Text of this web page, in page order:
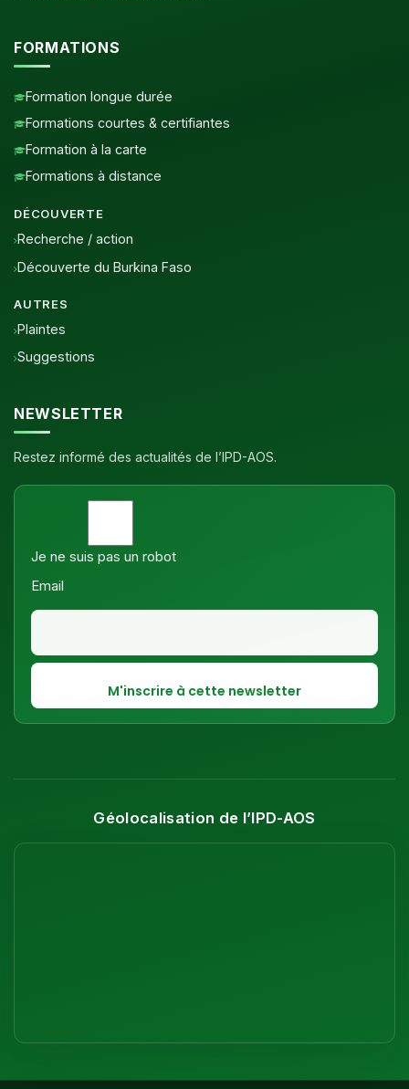
FORMATIONS
Formation longue durée
Formations courtes & certifiantes
Formation à la carte
Formations à distance
DÉCOUVERTE
Recherche / action
Découverte du Burkina Faso
AUTRES
Plaintes
Suggestions
NEWSLETTER
Restez informé des actualités de l’IPD-AOS.
Je ne suis pas un robot
Email
Géolocalisation de l’IPD-AOS